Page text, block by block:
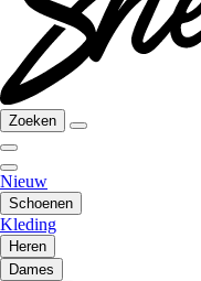
Zoeken
Nieuw
Schoenen
Kleding
Heren
Dames